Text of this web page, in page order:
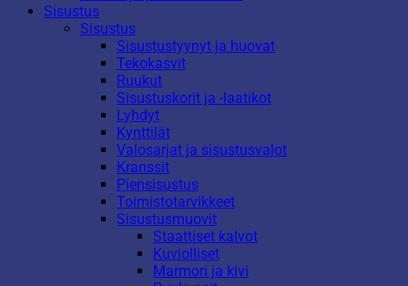
Sisustus
Sisustus
Sisustustyynyt ja huovat
Tekokasvit
Ruukut
Sisustuskorit ja -laatikot
Lyhdyt
Kynttilät
Valosarjat ja sisustusvalot
Kranssit
Piensisustus
Toimistotarvikkeet
Sisustusmuovit
Staattiset kalvot
Kuviolliset
Marmori ja kivi